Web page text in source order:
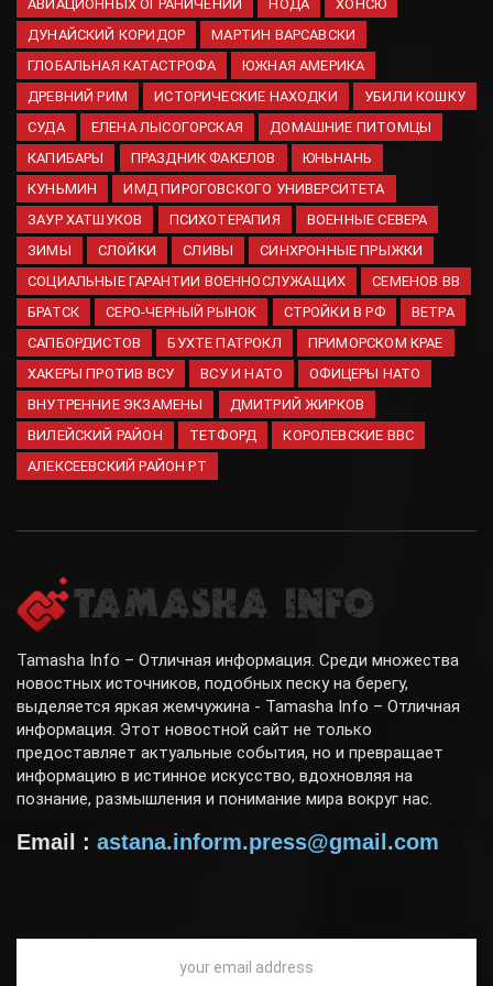
автобусом в Братске
08.08.2026
МЧС спасло группу
сапбордистов в Приморском
крае при сильном ветре
08.08.2026
В Нидерландах пожаловались
на нашествие агрессивных
крыс
07.08.2026
АВИАЦИОННЫХ ОГРАНИЧЕНИЙ
НОДА
ХОНСЮ
ДУНАЙСКИЙ КОРИДОР
МАРТИН ВАРСАВСКИ
ГЛОБАЛЬНАЯ КАТАСТРОФА
ЮЖНАЯ АМЕРИКА
ДРЕВНИЙ РИМ
ИСТОРИЧЕСКИЕ НАХОДКИ
УБИЛИ КОШКУ
СУДА
ЕЛЕНА ЛЫСОГОРСКАЯ
ДОМАШНИЕ ПИТОМЦЫ
КАПИБАРЫ
ПРАЗДНИК ФАКЕЛОВ
ЮНЬНАНЬ
КУНЬМИН
ИМД ПИРОГОВСКОГО УНИВЕРСИТЕТА
ЗАУР ХАТШУКОВ
ПСИХОТЕРАПИЯ
ВОЕННЫЕ СЕВЕРА
ЗИМЫ
СЛОЙКИ СЛИВЫ
СИНХРОННЫЕ ПРЫЖКИ
СОЦИАЛЬНЫЕ ГАРАНТИИ ВОЕННОСЛУЖАЩИХ
СЕМЕНОВ ВВ
БРАТСК
СЕРО-ЧЕРНЫЙ РЫНОК СТРОЙКИ В РФ
ВЕТРА
САПБОРДИСТОВ
БУХТЕ ПАТРОКЛ
ПРИМОРСКОМ КРАЕ
ХАКЕРЫ ПРОТИВ ВСУ
ВСУ И НАТО
ОФИЦЕРЫ НАТО
ВНУТРЕННИЕ ЭКЗАМЕНЫ
ДМИТРИЙ ЖИРКОВ
ВИЛЕЙСКИЙ РАЙОН
ТЕТФОРД
КОРОЛЕВСКИЕ ВВС
АЛЕКСЕЕВСКИЙ РАЙОН РТ
Tamasha Info – Отличная информация. Среди множества
новостных источников, подобных песку на берегу,
выделяется яркая жемчужина - Tamasha Info – Отличная
информация. Этот новостной сайт не только
предоставляет актуальные события, но и превращает
информацию в истинное искусство, вдохновляя на
познание, размышления и понимание мира вокруг нас.
Email : astana.inform.press@gmail.com